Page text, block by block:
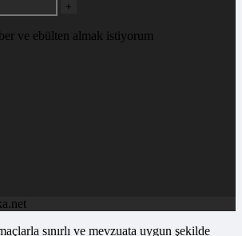
+
ve ebülten almak istiyorum
sınırlı ve mevzuata uygun şekilde